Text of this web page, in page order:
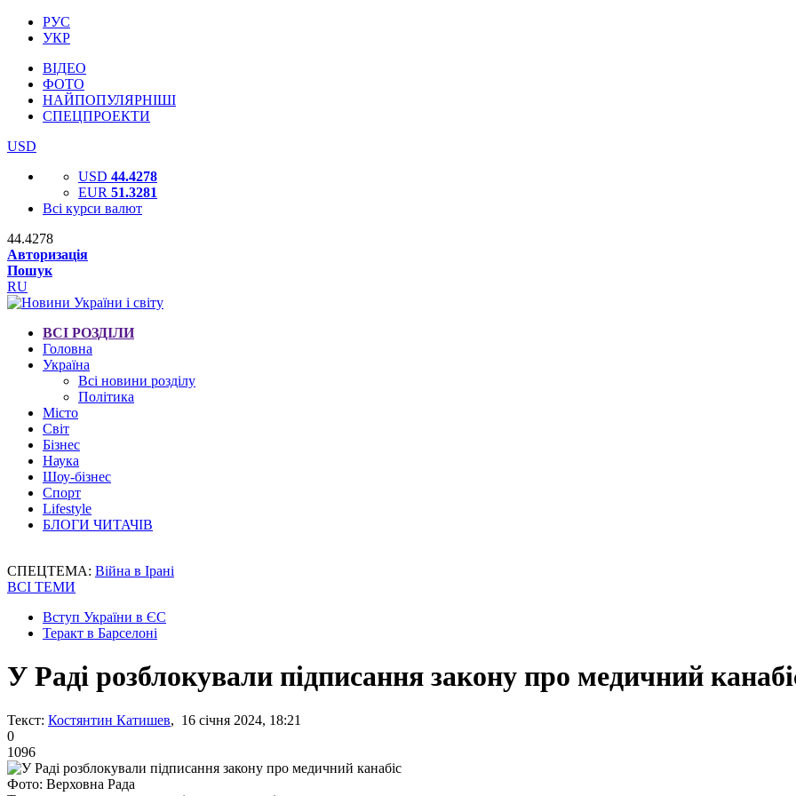
РУС
УКР
ВІДЕО
ФОТО
НАЙПОПУЛЯРНІШІ
СПЕЦПРОЕКТИ
USD
USD 44.4278
EUR 51.3281
Всі курси валют
44.4278
Авторизація
Пошук
RU
ВСІ РОЗДІЛИ
Головна
Україна
Всі новини розділу
Політика
Місто
Світ
Бізнес
Наука
Шоу-бізнес
Спорт
Lifestyle
БЛОГИ ЧИТАЧІВ
СПЕЦТЕМА: Війна в Ірані
ВСІ ТЕМИ
Вступ України в ЄС
Теракт в Барселоні
У Раді розблокували підписання закону про медичний
Текст: Костянтин Катишев, 16 січня 2024, 18:21
0
1096
Фото: Верховна Рада